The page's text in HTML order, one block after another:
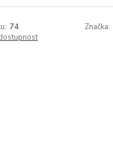
74 Značka: